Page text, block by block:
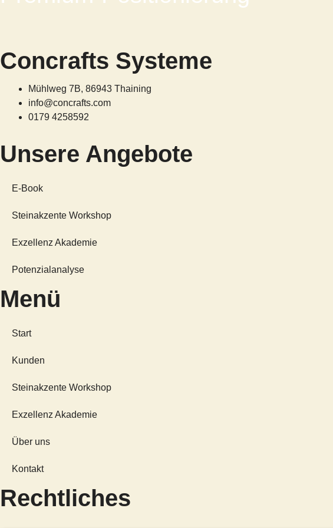
Concrafts Systeme
Mühlweg 7B, 86943 Thaining
info@concrafts.com
0179 4258592
Unsere Angebote
E-Book
Steinakzente Workshop
Exzellenz Akademie
Potenzialanalyse
Menü
Start
Kunden
Steinakzente Workshop
Exzellenz Akademie
Über uns
Kontakt
Rechtliches